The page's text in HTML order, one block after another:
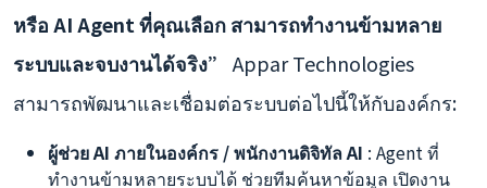
หรือ AI Agent ที่คุณเลือก สามารถทำงานข้ามหลาย
ระบบและจบงานได้จริง” Appar Technologies
สามารถพัฒนาและเชื่อมต่อระบบต่อไปนี้ให้กับองค์กร:
ผู้ช่วย AI ภายในองค์กร / พนักงานดิจิทัล AI : Agent ที่
ทำงานข้ามหลายระบบได้ ช่วยทีมค้นหาข้อมูล เปิดงาน